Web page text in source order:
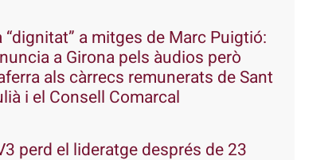
“dignitat” a mitges de Marc Puigtió:
a Girona pels àudios però
als càrrecs remunerats de Sant
i el Consell Comarcal
perd el lideratge després de 23